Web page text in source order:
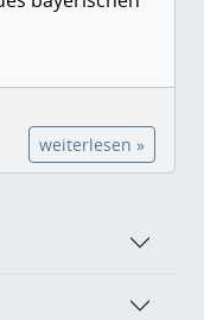
weiterlesen »